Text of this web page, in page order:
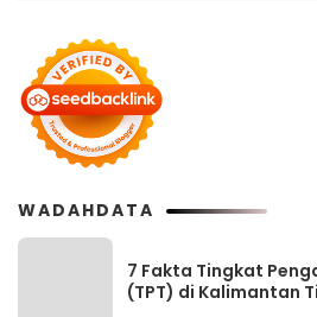
WADAHDATA
7 Fakta Tingkat
(TPT) di Kalimantan